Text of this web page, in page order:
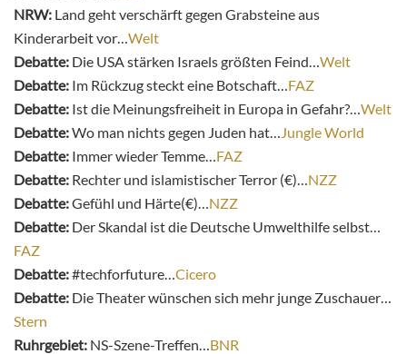
NRW: Land geht verschärft gegen Grabsteine aus
Kinderarbeit vor…Welt
Debatte: Die USA stärken Israels größten Feind…Welt
Debatte: Im Rückzug steckt eine Botschaft…FAZ
Debatte: Ist die Meinungsfreiheit in Europa in Gefahr?…Welt
Debatte:Wo man nichts gegen Juden hat…Jungle World
Debatte: Immer wieder Temme…FAZ
Debatte: Rechter und islamistischer Terror (€)…NZZ
Debatte:Gefühl und Härte(€)…NZZ
Debatte: Der Skandal ist die Deutsche Umwelthilfe selbst…
FAZ
Debatte:#techforfuture…Cicero
Debatte: Die Theater wünschen sich mehr junge Zuschauer…
Stern
Ruhrgebiet: NS-Szene-Treffen…BNR